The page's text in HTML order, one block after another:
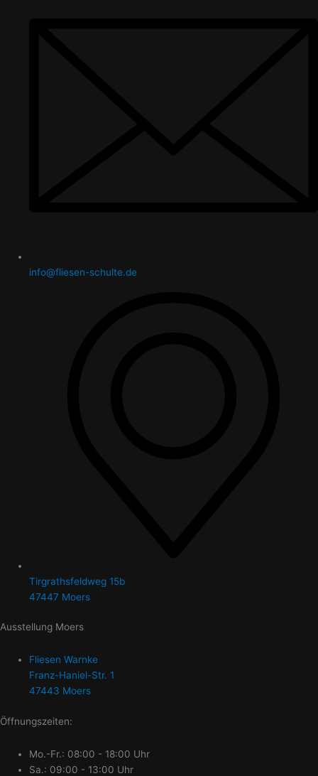
info@fliesen-schulte.de
Tirgrathsfeldweg 15b
47447 Moers
Ausstellung Moers
Fliesen Warnke
Franz-Haniel-Str. 1
47443 Moers
Öffnungszeiten:
Mo.-Fr.: 08:00 - 18:00 Uhr
Sa.: 09:00 - 13:00 Uhr